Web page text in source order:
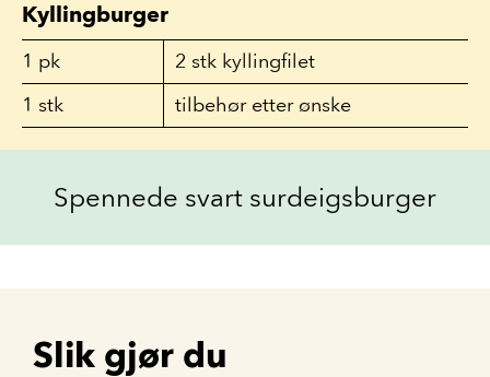
Kyllingburger
1 pk
2 stk kyllingfilet
1 stk tilbehør etter ønske
Spennede svart surdeigsburger
Slik gjør du